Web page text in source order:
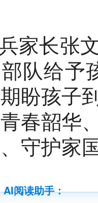
家长张
队给予
盼孩子
春韶华
守护家国
AI阅读助手：